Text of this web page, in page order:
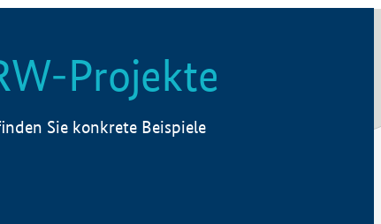
Projekte
Sie konkrete Beispiele